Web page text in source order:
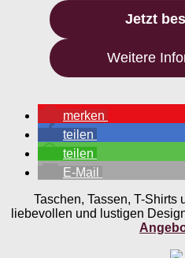
Jetzt
Weitere
merken
teilen
teilen
E-Mail
Taschen, Tassen, T-Shirts
liebevollen und lustigen